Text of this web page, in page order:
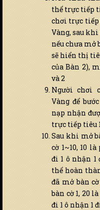
thể trực tiếp
chơi trực tiếp
Vàng, sau
nếu chưa mở
sẽ hiển thị
của Bàn 2),
và 2
Người chơi
Vàng để
nạp nhận
trực tiếp tiêu
Sau khi mở
cờ 1~10, 10
đi 1 ô nhận 1
thể hoàn
đã mở bàn
bàn cờ 1, 20
đi 1 ô nhận 1